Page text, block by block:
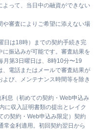
って、当日中の融資ができない
や審査によりご希望に添えない場
日は18時）までの契約手続き完
振込みが可能です。審査結果を
月第3日曜日は、8時10分〜19
、電話またはメールで審査結果が
び、メンテナンス時間等を除き
息（初めての契約・Web申込み
に収入証明書類の提出とレイク
の契約・Web申込み限定）契約
常金利適用。初回契約翌日から